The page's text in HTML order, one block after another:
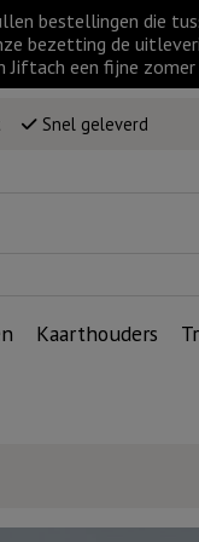
bestellingen die
bezetting de
Jiftach een fijne
Snel geleverd
Kaarthouders